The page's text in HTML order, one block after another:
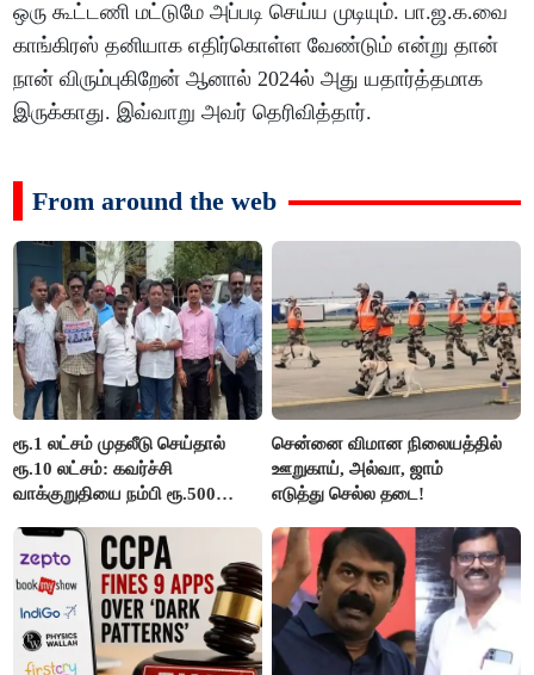
ஒரு கூட்டணி மட்டுமே அப்படி செய்ய முடியும். பா.ஜ.க.வை
காங்கிரஸ் தனியாக எதிர்கொள்ள வேண்டும் என்று தான்
நான் விரும்புகிறேன் ஆனால் 2024ல் அது யதார்த்தமாக
இருக்காது. இவ்வாறு அவர் தெரிவித்தார்.
From around the web
ரூ.1 லட்சம் முதலீடு செய்தால்
ரூ.10 லட்சம்: கவர்ச்சி
வாக்குறுதியை நம்பி ரூ.500
மக்கள்!
சென்னை விமான நிலையத்தில்
ஊறுகாய், அல்வா, ஜாம்
எடுத்து செல்ல தடை!